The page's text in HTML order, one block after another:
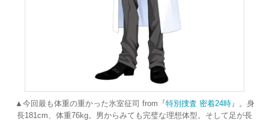
▲今回最も体重の重かった氷室征司 from『特別捜査 密着24時』。身
長181cm、体重76kg。男からみても完璧な理想体型。そして足が長